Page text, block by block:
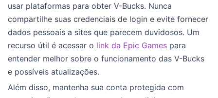
usar plataformas para obter V-Bucks. Nunca
compartilhe suas credenciais de login e evite fornecer
dados pessoais a sites que parecem duvidosos. Um
recurso útil é acessar o link da Epic Games para
entender melhor sobre o funcionamento das V-Bucks
e possíveis atualizações.
Além disso, mantenha sua conta protegida com